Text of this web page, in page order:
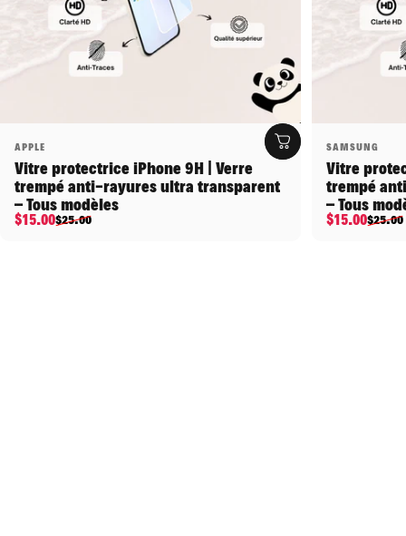
Distributeur:
APPLE
Vitre protectrice iPhone 9H | Verre
trempé anti-rayures ultra transparent
– Tous modèles
Prix promotionnel
$15.00
Prix habituel
$25.00
SAMSUNG
Vitre
trempé
– Tous
Prix
$15.00
Prix $25.00